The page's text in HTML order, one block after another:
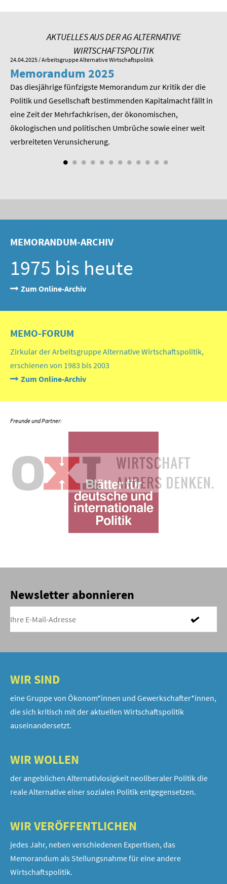
Kontakt
Termine
Suche
AKTUELLES AUS DER AG ALTERNATIVE
WIRTSCHAFTSPOLITIK
24.04.2025 / Arbeitsgruppe Alternative Wirtschaftspolitik
Memorandum 2025
Das diesjährige fünfzigste Memorandum zur Kritik der die
Politik und Gesellschaft bestimmenden Kapitalmacht fällt in
eine Zeit der Mehrfachkrisen, der ökonomischen,
ökologischen und politischen Umbrüche sowie einer weit
verbreiteten Verunsicherung.
MEMORANDUM-ARCHIV
1975 bis heute
Zum Online-Archiv
MEMO-FORUM
Zirkular der Arbeitsgruppe Alternative Wirtschaftspolitik,
erschienen von 1983 bis 2003
Zum Online-Archiv
Newsletter abonnieren
WIR SIND
eine Gruppe von Ökonom*innen und Gewerkschafter*innen,
die sich kritisch mit der aktuellen Wirtschaftspolitik
auseinandersetzt.
WIR WOLLEN
der angeblichen Alternativlosigkeit neoliberaler Politik die
reale Alternative einer sozialen Politik entgegensetzen.
WIR VERÖFFENTLICHEN
jedes Jahr, neben verschiedenen Expertisen, das
Memorandum als Stellungsnahme für eine andere
Wirtschaftspolitik.